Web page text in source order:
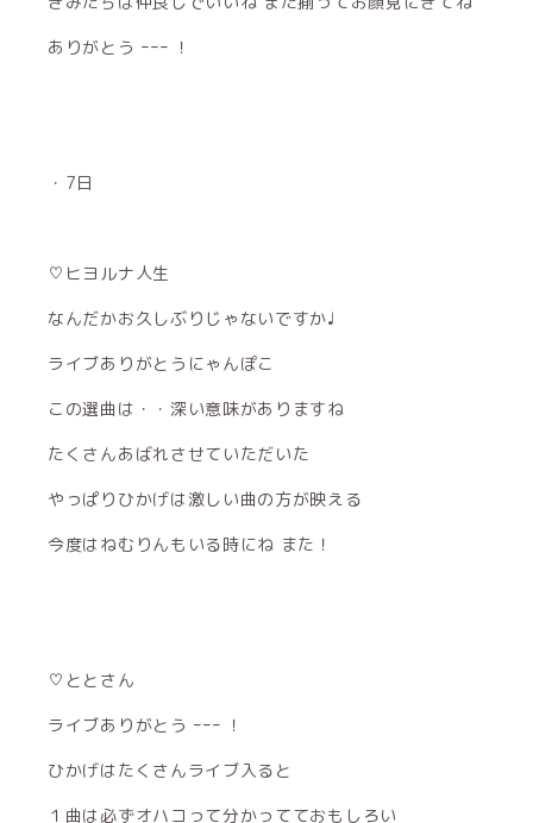
ありがとう ｰｰｰ ！
・7日
♡ヒヨルナ人生
なんだかお久しぶりじゃないですか♩
ライブありがとうにゃんぽこ
この選曲は・・深い意味がありますね
たくさんあばれさせていただいた
やっぱりひかげは激しい曲の方が映える
今度はねむりんもいる時にね また！
♡ととさん
ライブありがとう ｰｰｰ ！
ひかげはたくさんライブ入ると
１曲は必ずオハコって分かってておもしろい